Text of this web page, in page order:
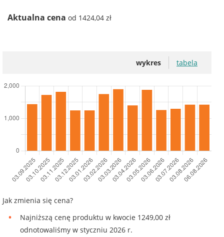
Aktualna cena od 1424,04 zł
wykres tabela
Jak zmienia się cena?
Najniższą cenę produktu w kwocie 1249,00 zł
odnotowaliśmy w styczniu 2026 r.